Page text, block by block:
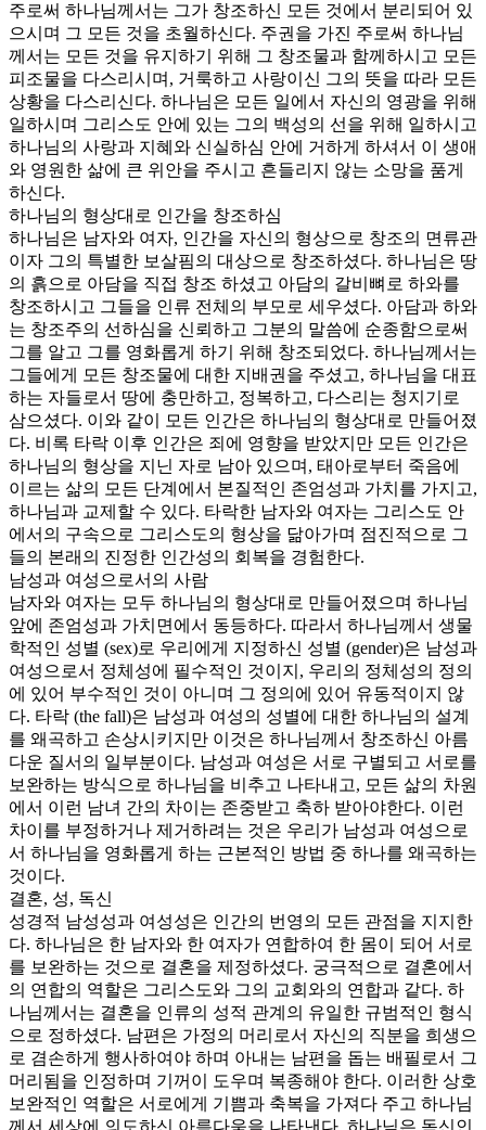
주로써 하나님께서는 그가 창조하신 모든 것에서 분리되어 있
으시며 그 모든 것을 초월하신다. 주권을 가진 주로써 하나님
께서는 모든 것을 유지하기 위해 그 창조물과 함께하시고 모든
피조물을 다스리시며, 거룩하고 사랑이신 그의 뜻을 따라 모든
상황을 다스리신다. 하나님은 모든 일에서 자신의 영광을 위해
일하시며 그리스도 안에 있는 그의 백성의 선을 위해 일하시고
하나님의 사랑과 지혜와 신실하심 안에 거하게 하셔서 이 생애
와 영원한 삶에 큰 위안을 주시고 흔들리지 않는 소망을 품게
하신다.
하나님의 형상대로 인간을 창조하심
하나님은 남자와 여자, 인간을 자신의 형상으로 창조의 면류관
이자 그의 특별한 보살핌의 대상으로 창조하셨다. 하나님은 땅
의 흙으로 아담을 직접 창조 하셨고 아담의 갈비뼈로 하와를
창조하시고 그들을 인류 전체의 부모로 세우셨다. 아담과 하와
는 창조주의 선하심을 신뢰하고 그분의 말씀에 순종함으로써
그를 알고 그를 영화롭게 하기 위해 창조되었다. 하나님께서는
그들에게 모든 창조물에 대한 지배권을 주셨고, 하나님을 대표
하는 자들로서 땅에 충만하고, 정복하고, 다스리는 청지기로
삼으셨다. 이와 같이 모든 인간은 하나님의 형상대로 만들어졌
다. 비록 타락 이후 인간은 죄에 영향을 받았지만 모든 인간은
하나님의 형상을 지닌 자로 남아 있으며, 태아로부터 죽음에
이르는 삶의 모든 단계에서 본질적인 존엄성과 가치를 가지고,
하나님과 교제할 수 있다. 타락한 남자와 여자는 그리스도 안
에서의 구속으로 그리스도의 형상을 닮아가며 점진적으로 그
들의 본래의 진정한 인간성의 회복을 경험한다.
남성과 여성으로서의 사람
남자와 여자는 모두 하나님의 형상대로 만들어졌으며 하나님
앞에 존엄성과 가치면에서 동등하다. 따라서 하나님께서 생물
학적인 성별 (sex)로 우리에게 지정하신 성별 (gender)은 남성과
여성으로서 정체성에 필수적인 것이지, 우리의 정체성의 정의
에 있어 부수적인 것이 아니며 그 정의에 있어 유동적이지 않
다. 타락 (the fall)은 남성과 여성의 성별에 대한 하나님의 설계
를 왜곡하고 손상시키지만 이것은 하나님께서 창조하신 아름
다운 질서의 일부분이다. 남성과 여성은 서로 구별되고 서로를
보완하는 방식으로 하나님을 비추고 나타내고, 모든 삶의 차원
에서 이런 남녀 간의 차이는 존중받고 축하 받아야한다. 이런
차이를 부정하거나 제거하려는 것은 우리가 남성과 여성으로
서 하나님을 영화롭게 하는 근본적인 방법 중 하나를 왜곡하는
것이다.
결혼, 성, 독신
성경적 남성성과 여성성은 인간의 번영의 모든 관점을 지지한
다. 하나님은 한 남자와 한 여자가 연합하여 한 몸이 되어 서로
를 보완하는 것으로 결혼을 제정하셨다. 궁극적으로 결혼에서
의 연합의 역할은 그리스도와 그의 교회와의 연합과 같다. 하
나님께서는 결혼을 인류의 성적 관계의 유일한 규범적인 형식
으로 정하셨다. 남편은 가정의 머리로서 자신의 직분을 희생으
로 겸손하게 행사하여야 하며 아내는 남편을 돕는 배필로서 그
머리됨을 인정하며 기꺼이 도우며 복종해야 한다. 이러한 상호
보완적인 역할은 서로에게 기쁨과 축복을 가져다 주고 하나님